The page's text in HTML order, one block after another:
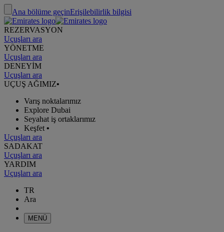
Ana bölüme geçinErişilebilirlik bilgisi
REZERVASYON
Uçuşları ara
YÖNETME
Uçuşları ara
DENEYİM
Uçuşları ara
UÇUŞ AĞIMIZ•
Varış noktalarımız
Explore Dubai
Seyahat iş ortaklarımız
Keşfet •
Uçuşları ara
SADAKAT
Uçuşları ara
YARDIM
Uçuşları ara
TR
Ara
MENÜ